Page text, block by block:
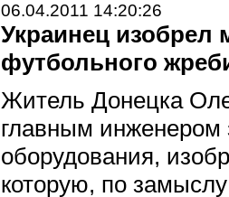
06.04.2011 14:20:26
Украинец изобрел
футбольного
Житель Донецка
главным инженером
оборудования,
которую, по